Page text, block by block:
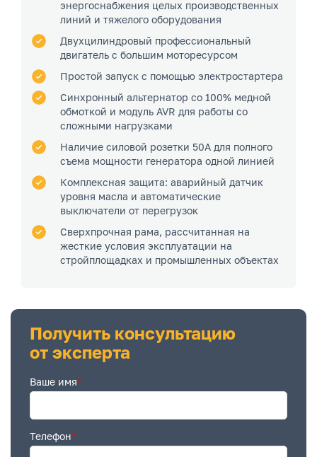
энергоснабжения целых производственных
линий и тяжелого оборудования
Двухцилиндровый профессиональный
двигатель с большим моторесурсом
Простой запуск с помощью электростартера
Синхронный альтернатор со 100% медной
обмоткой и модуль AVR для работы со
сложными нагрузками
Наличие силовой розетки 50А для полного
съема мощности генератора одной линией
Комплексная защита: аварийный датчик
уровня масла и автоматические
выключатели от перегрузок
Сверхпрочная рама, рассчитанная на
жесткие условия эксплуатации на
стройплощадках и промышленных объектах
Получить консультацию
от эксперта
Ваше имя*
Телефон*